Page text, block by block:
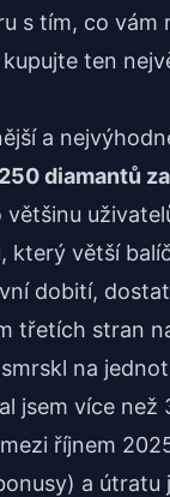
s tím, co
ten
a
diamantů za
který větší
dobití,
třetích stran
na
jsem více
říjnem
a